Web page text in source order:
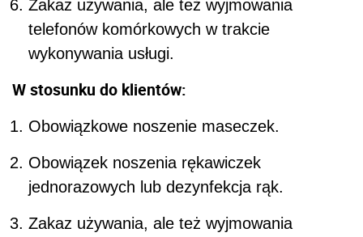
Zakaz używania, ale też wyjmowania
telefonów komórkowych w trakcie
wykonywania usługi.
W stosunku do klientów:
Obowiązkowe noszenie maseczek.
Obowiązek noszenia rękawiczek
jednorazowych lub dezynfekcja rąk.
Zakaz używania, ale też wyjmowania